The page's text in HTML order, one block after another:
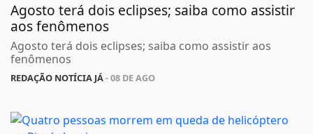
Agosto terá dois eclipses; saiba como assistir
aos fenômenos
Agosto terá dois eclipses; saiba como assistir aos
fenômenos
REDAÇÃO NOTÍCIA JÁ- 08 DE AGO